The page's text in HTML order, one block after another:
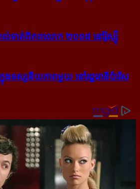
បាល់ទាត់​ពិភពលោក ២០១៨ នៅ​រ៉ូស្ស៊ី
ក្នុង​ទស្សនីយភាព​មួយ នៅ​រដ្ឋធានី​ប៉ារីស​